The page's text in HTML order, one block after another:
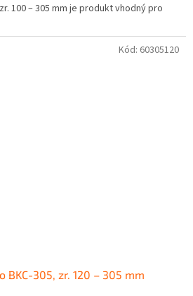
100 – 305 mm je produkt vhodný pro
BKC-305, zr. 120 – 305 mm
Kód: 60305120